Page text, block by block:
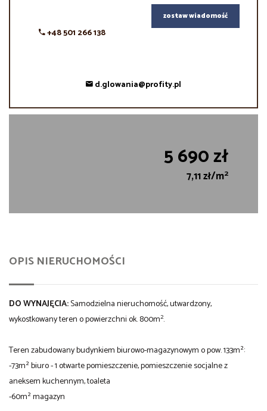
+48 501 266 138
zostaw wiadomość
d.glowania@profity.pl
5 690 zł
7,11 zł/m2
OPIS NIERUCHOMOŚCI
DO WYNAJĘCIA:Samodzielna nieruchomość, utwardzony,
wykostkowany teren o powierzchni ok. 800m2.
Teren zabudowany budynkiem biurowo-magazynowym o pow. 133m²:
-73m² biuro - 1 otwarte pomieszczenie, pomieszczenie socjalne z
aneksem kuchennym, toaleta
-60m² magazyn